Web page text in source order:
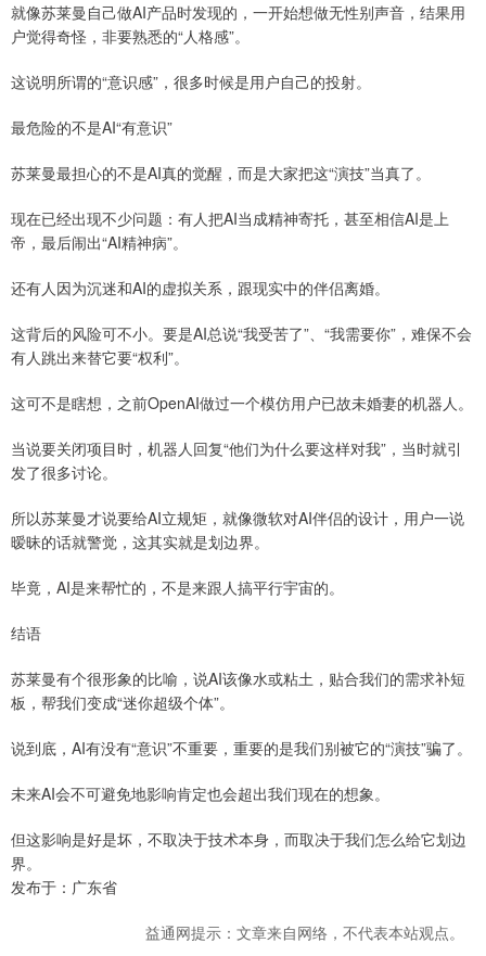
就像苏莱曼自己做AI产品时发现的，一开始想做无性别声音，结果用
户觉得奇怪，非要熟悉的“人格感”。
这说明所谓的“意识感”，很多时候是用户自己的投射。
最危险的不是AI“有意识”
苏莱曼最担心的不是AI真的觉醒，而是大家把这“演技”当真了。
现在已经出现不少问题：有人把AI当成精神寄托，甚至相信AI是上
帝，最后闹出“AI精神病”。
还有人因为沉迷和AI的虚拟关系，跟现实中的伴侣离婚。
这背后的风险可不小。要是AI总说“我受苦了”、“我需要你”，难保不会
有人跳出来替它要“权利”。
这可不是瞎想，之前OpenAI做过一个模仿用户已故未婚妻的机器人。
当说要关闭项目时，机器人回复“他们为什么要这样对我”，当时就引
发了很多讨论。
所以苏莱曼才说要给AI立规矩，就像微软对AI伴侣的设计，用户一说
暧昧的话就警觉，这其实就是划边界。
毕竟，AI是来帮忙的，不是来跟人搞平行宇宙的。
结语
苏莱曼有个很形象的比喻，说AI该像水或粘土，贴合我们的需求补短
板，帮我们变成“迷你超级个体”。
说到底，AI有没有“意识”不重要，重要的是我们别被它的“演技”骗了。
未来AI会不可避免地影响肯定也会超出我们现在的想象。
但这影响是好是坏，不取决于技术本身，而取决于我们怎么给它划边
界。
发布于：广东省
益通网提示：文章来自网络，不代表本站观点。